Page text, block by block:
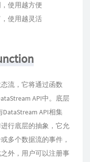
使用越方便
使用越灵活
流，它将通过函数
API中。底层
API相集
行底层的抽象，它允
多个数据流的事件，
外，用户可以注册事